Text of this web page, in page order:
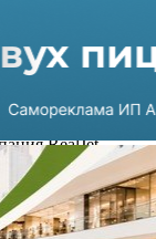
торгового
RealJet
и привлечь